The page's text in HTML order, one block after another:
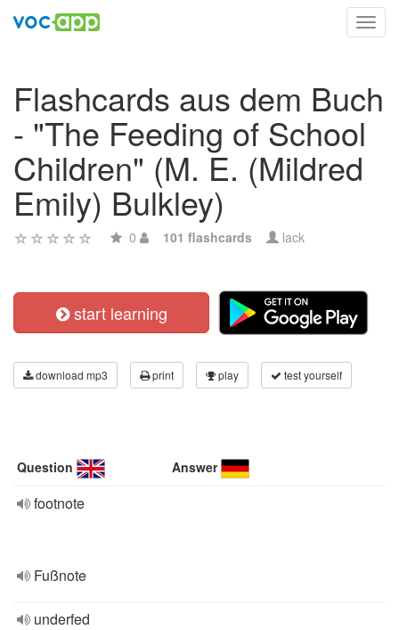
Flashcards aus dem Buch
- "The Feeding of School
Children" (M. E. (Mildred
Emily) Bulkley)
0 101 flashcards lack
start learning
download mp3 print play test yourself
Question Answer
footnote
Fußnote
underfed